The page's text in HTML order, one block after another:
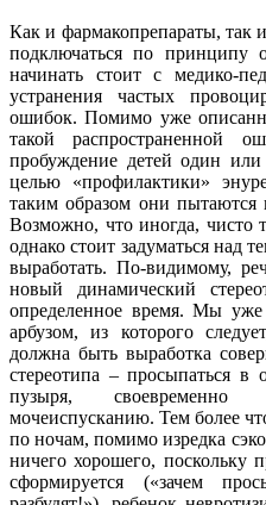
Как и фармакопрепараты, так
подключаться по принципу
начинать стоит с медико-
устранения частых
ошибок. Помимо уже
такой распространенной
пробуждение детей один
целью «профилактики»
таким образом они пытаются
Возможно, что иногда, чисто
однако стоит задуматься над
выработать. По-видимому,
новый динамический
определенное время. Мы
арбузом, из которого
должна быть выработка
стереотипа – просыпаться в
пузыря,
мочеиспусканию. Тем более
по ночам, помимо изредка
ничего хорошего, поскольку
сформируется («зачем